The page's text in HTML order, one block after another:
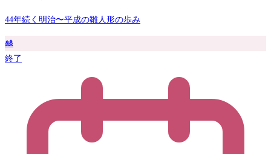
44年続く明治〜平成の雛人形の歩み
🎎
終了